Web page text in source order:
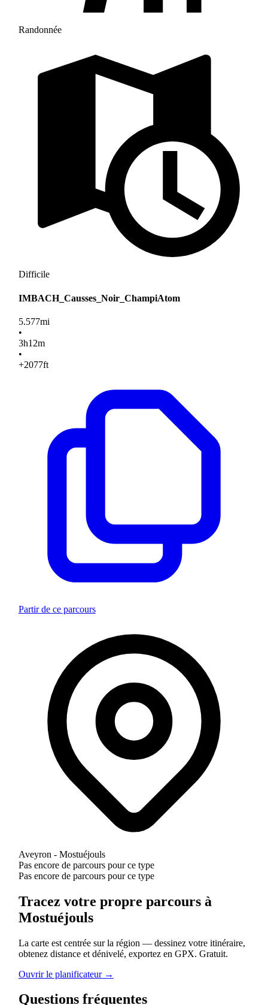
Randonnée
Difficile
IMBACH_Causses_Noir_ChampiAtom
5.577mi
•
3h12m
•
+2077ft
Partir de ce parcours
Aveyron - Mostuéjouls
Pas encore de parcours pour ce type
Pas encore de parcours pour ce type
Tracez votre propre parcours à
Mostuéjouls
La carte est centrée sur la région — dessinez votre itinéraire,
obtenez distance et dénivelé, exportez en GPX. Gratuit.
Ouvrir le planificateur →
Questions fréquentes